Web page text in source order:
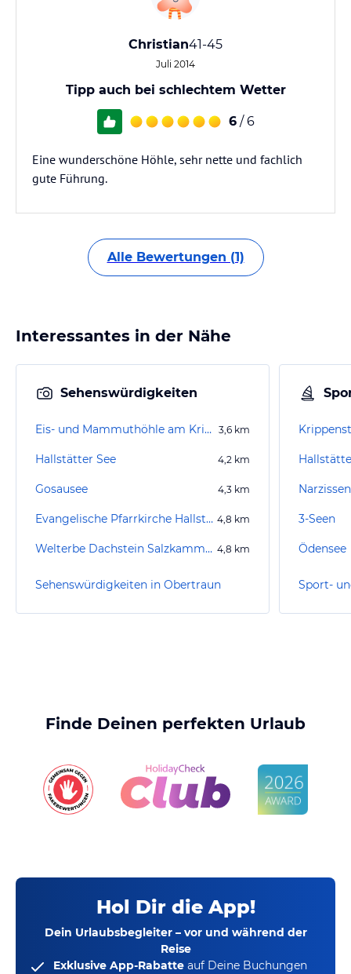
Christian41-45
Juli 2014
Tipp auch bei schlechtem Wetter
6 / 6
Eine wunderschöne Höhle, sehr nette und fachlich
gute Führung.
Alle Bewertungen (1)
Interessantes in der Nähe
Sehenswürdigkeiten
Eis- und Mammuthöhle am Krippenstein 3,6 km
Hallstätter See 4,2 km
Gosausee 4,3 km
Evangelische Pfarrkirche Hallstatt 4,8 km
Welterbe Dachstein Salzkammergut 4,8 km
Sehenswürdigkeiten in Obertraun
3-Seen
Ödensee
Finde Deinen perfekten Urlaub
Hol Dir die App!
Dein Urlaubsbegleiter – vor und während der
Reise
Exklusive App-Rabatte auf Deine Buchungen